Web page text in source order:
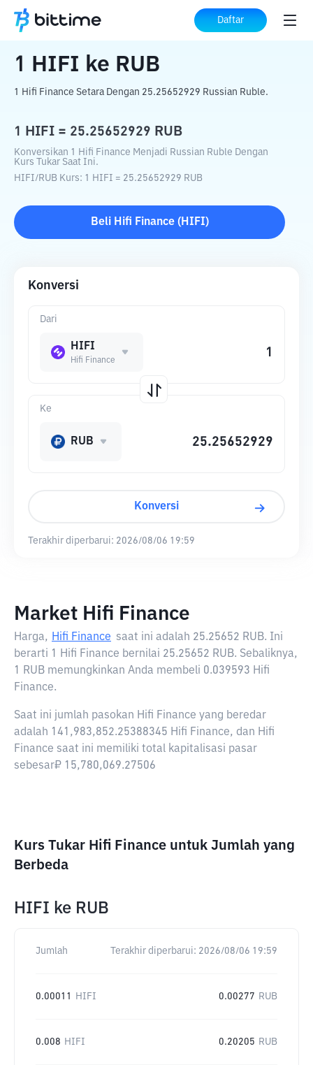
Daftar
Beranda Konverter Kripto ke RUB
1 HIFI ke RUB
1 Hifi Finance Setara Dengan 25.25652929 Russian Ruble.
1 HIFI = 25.25652929 RUB
Konversikan 1 Hifi Finance Menjadi Russian Ruble Dengan
Kurs Tukar Saat Ini.
HIFI/RUB Kurs: 1 HIFI = 25.25652929 RUB
Beli Hifi Finance( HIFI)
Konversi
Dari
HIFI
Hifi Finance
Ke
RUB
Konversi
Terakhir diperbarui: 2026/08/06 19:59
Market Hifi Finance
Harga, Hifi Finance saat ini adalah 25.25652 RUB. Ini
berarti 1 Hifi Finance bernilai 25.25652 RUB. Sebaliknya,
1 RUB memungkinkan Anda membeli 0.039593 Hifi
Finance.
Saat ini jumlah pasokan Hifi Finance yang beredar
adalah 141,983,852.25388345 Hifi Finance, dan Hifi
Finance saat ini memiliki total kapitalisasi pasar
sebesar₽ 15,780,069.27506
Kurs Tukar Hifi Finance untuk Jumlah yang
Berbeda
HIFI ke RUB
Jumlah Terakhir diperbarui: 2026/08/06 19:59
0.00011 HIFI 0.00277 RUB
0.008 HIFI 0.20205 RUB